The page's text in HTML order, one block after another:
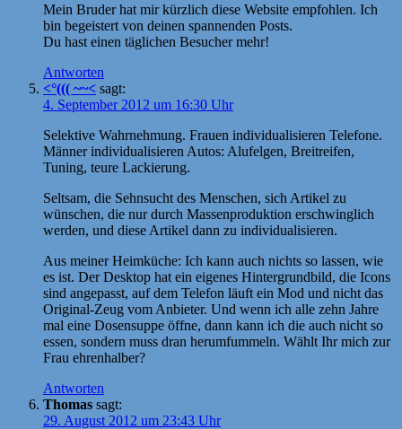
Mein Bruder hat mir kürzlich diese Website empfohlen. Ich
bin begeistert von deinen spannenden Posts.
Du hast einen täglichen Besucher mehr!
Antworten
<°((( ~~< sagt:
4. September 2012 um 16:30 Uhr
Selektive Wahrnehmung. Frauen individualisieren Telefone.
Männer individualisieren Autos: Alufelgen, Breitreifen,
Tuning, teure Lackierung.
Seltsam, die Sehnsucht des Menschen, sich Artikel zu
wünschen, die nur durch Massenproduktion erschwinglich
werden, und diese Artikel dann zu individualisieren.
Aus meiner Heimküche: Ich kann auch nichts so lassen, wie
es ist. Der Desktop hat ein eigenes Hintergrundbild, die Icons
sind angepasst, auf dem Telefon läuft ein Mod und nicht das
Original-Zeug vom Anbieter. Und wenn ich alle zehn Jahre
mal eine Dosensuppe öffne, dann kann ich die auch nicht so
essen, sondern muss dran herumfummeln. Wählt Ihr mich zur
Frau ehrenhalber?
Antworten
Thomas sagt:
29. August 2012 um 23:43 Uhr